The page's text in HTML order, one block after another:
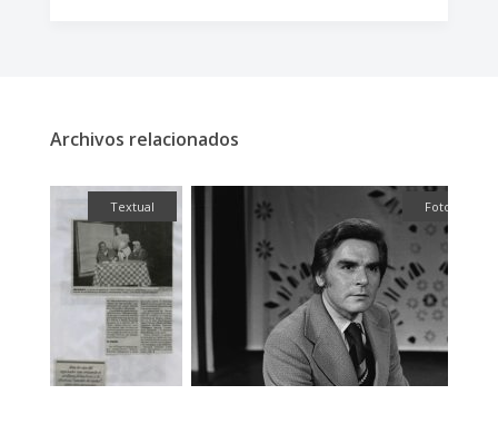
Archivos relacionados
Textual Fotografía